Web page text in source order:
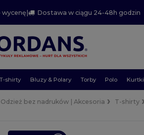
wycenę| Dostawa w ciągu 24-48h godzin
T-shirty Bluzy & Polary Torby Polo Kurtki
Odzież bez nadruków | Akcesoria T-shirty